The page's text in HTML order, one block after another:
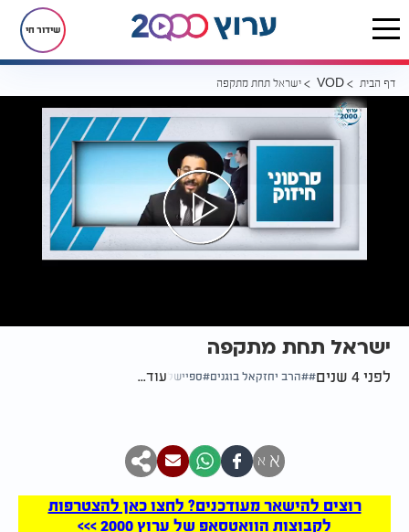
שידור חי
דף הבית VOD ישראל תחת מתקפה
ישראל תחת מתקפה
לפני 4 שנים הרב יחזקאל בוגנים ספיישל עוד...
א א
רוצים להישאר מעודכנים? לחצו כאן להצטרפות
לקבוצות הוואטסאפ של ערוץ 2000 >>>